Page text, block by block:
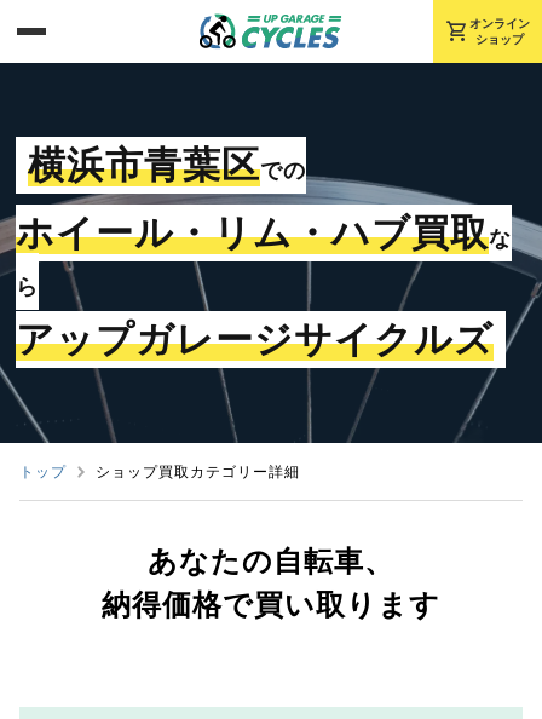
shopping_cart オンライン
ショップ
横浜市青葉区での
ホイール・リム・ハブ買取な
ら
アップガレージサイクルズ
トップ ショップ買取カテゴリー詳細
あなたの自転車、
納得価格で買い取ります